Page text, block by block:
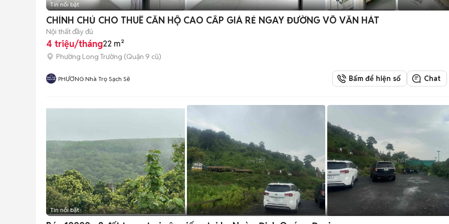
Tin nổi bật
CHÍNH CHỦ CHO THUÊ CĂN HỘ CAO CẤP GIÁ RẺ NGAY ĐƯỜNG VÕ VĂN HÁT
Nội thất đầy đủ
4 triệu/tháng22 m²
Phường Long Trường (Quận 9 cũ)
PHƯƠNG Nhà Trọ Sạch Sẽ Bấm để hiện số Chat
Tin nổi bật